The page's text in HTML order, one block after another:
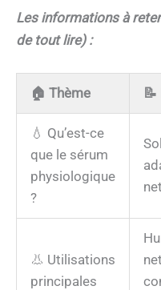
Les informations à
de tout lire) :
🏠 Thème 📝
💧 Qu’est-ce
que le sérum
physiologique
?
👃 Utilisations
principales